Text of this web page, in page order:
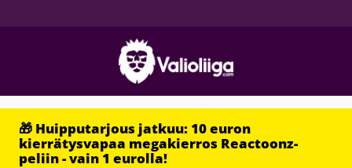
🎁 Huipputarjous jatkuu: 10 euron
kierrätysvapaa megakierros Reactoonz-
peliin - vain 1 eurolla!